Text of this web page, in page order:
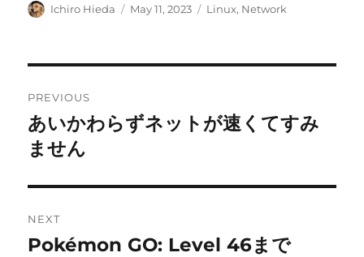
Author
Ichiro Hieda
Posted
May 11, 2023 Categories
Linux, Network
navigation
PREVIOUS
Previous
post:
あいかわらずネットが速くてすみ
ません
NEXT
Next
Pokémon GO: Level 46まで